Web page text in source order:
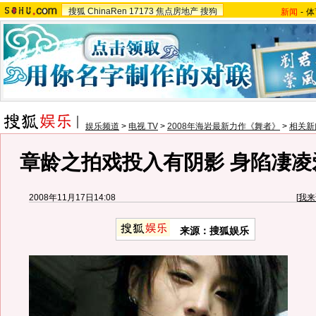
搜狐 ChinaRen 17173 焦点房地产 搜狗 新闻 -
娱乐频道 > 电视 TV > 2008年海岩最新力作《舞者》 > 相关
章龄之拍戏投入有阴影 身陷凄
2008年11月17日14:08 [我
来源：搜狐娱乐